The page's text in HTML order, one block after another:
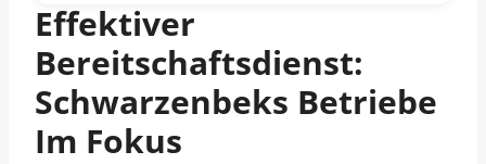
Effektiver
Bereitschaftsdienst:
Schwarzenbeks Betriebe
Im Fokus